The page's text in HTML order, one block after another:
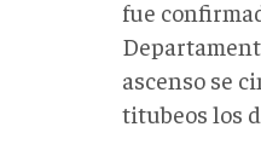
fue
ascenso se
titubeos los